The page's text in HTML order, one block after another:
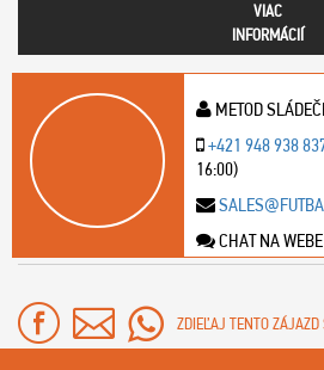
VIAC
INFORMÁCIÍ
METOD
+421 948 938
16:00)
CHAT NA WEBE
ZDIEĽAJ TENTO ZÁJAZD